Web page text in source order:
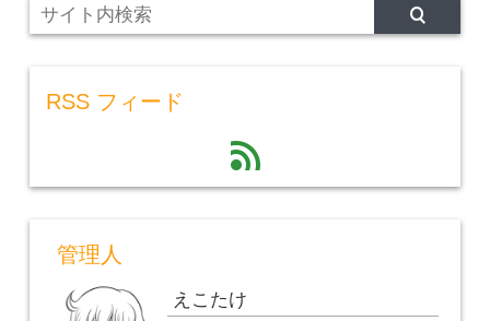
RSS フィード
feed
管理人
えこたけ